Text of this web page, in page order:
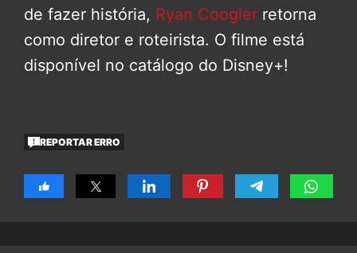
de fazer história, Ryan Coogler retorna
como diretor e roteirista. O filme está
disponível no catálogo do Disney+!
REPORTAR ERRO